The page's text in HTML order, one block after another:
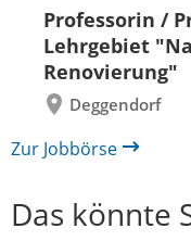
Professorin /
Lehrgebiet
Renovierung"
Deggendorf
zurück
Zur Jobbörse
Das könnte